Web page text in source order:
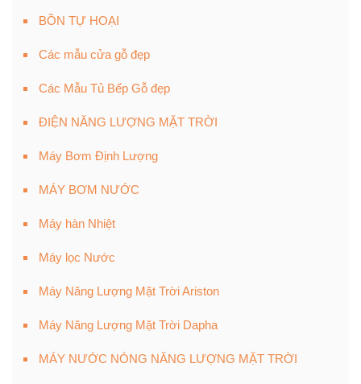
BỒN TỰ HOẠI
Các mẫu cửa gỗ đẹp
Các Mẫu Tủ Bếp Gỗ đẹp
ĐIỆN NĂNG LƯỢNG MẶT TRỜI
Máy Bơm Định Lượng
MÁY BƠM NƯỚC
Máy hàn Nhiệt
Máy lọc Nước
Máy Năng Lượng Mặt Trời Ariston
Máy Năng Lượng Mặt Trời Dapha
MÁY NƯỚC NÓNG NĂNG LƯỢNG MẶT TRỜI